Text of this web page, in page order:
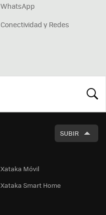
WhatsApp
Conectividad y Redes
SUBIR
Xataka Móvil
Xataka Smart Home